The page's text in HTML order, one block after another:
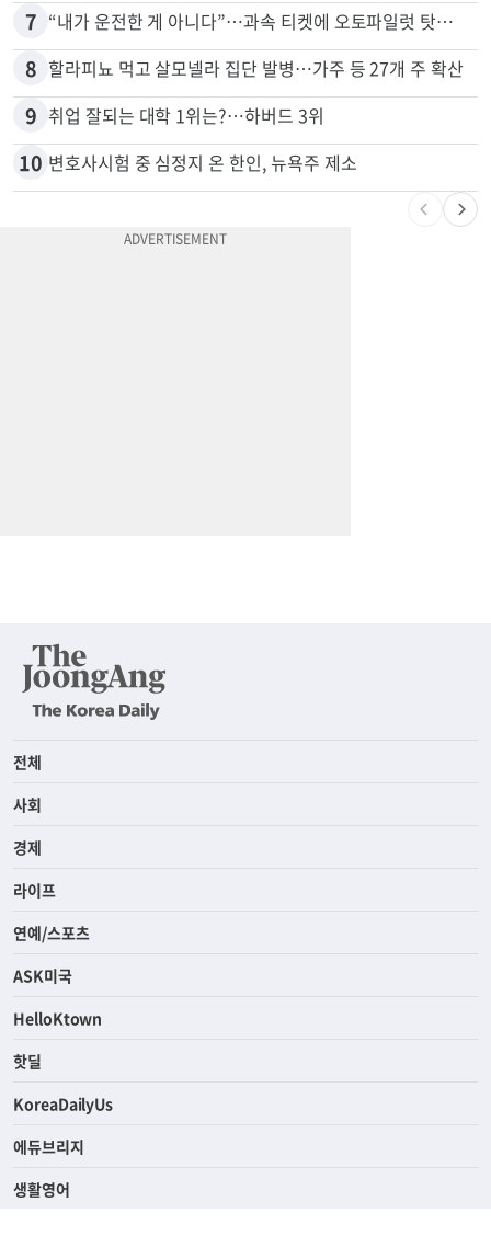
6 항공기 식기 카트 열었더니 구더기·곰팡이…LAX 기내식 업체 논란
7 “내가 운전한 게 아니다”…과속 티켓에 오토파일럿 탓한 운전자
8 할라피뇨 먹고 살모넬라 집단 발병…가주 등 27개 주 확산
9 취업 잘되는 대학 1위는?…하버드 3위
전체
사회
경제
라이프
연예/스포츠
ASK미국
HelloKtown
핫딜
KoreaDailyUs
에듀브리지